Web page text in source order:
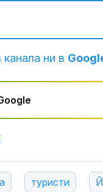
ни в
туристи